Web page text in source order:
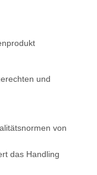
und
von
das Handling